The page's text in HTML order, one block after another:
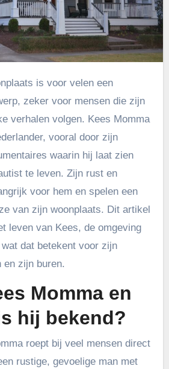
zeker voor mensen die zijn
verhalen volgen. Kees Momma
vooral door zijn
waarin hij laat zien
te leven. Zijn rust en
voor hem en spelen een
van zijn woonplaats. Dit artikel
leven van Kees, de omgeving
dat betekent voor zijn
en zijn buren.
Momma en
hij bekend?
roept bij veel mensen direct
rustige, gevoelige man met